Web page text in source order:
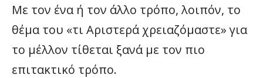
Με τον ένα ή τον άλλο τρόπο, λοιπόν, το
θέμα του «τι Αριστερά χρειαζόμαστε» για
το μέλλον τίθεται ξανά με τον πιο
επιτακτικό τρόπο.